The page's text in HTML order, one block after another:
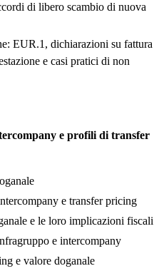
di libero scambio di nuova
EUR.1, dichiarazioni su fattura
e casi pratici di non
e profili di transfer
e transfer pricing
e le loro implicazioni fiscali
e intercompany
e valore doganale